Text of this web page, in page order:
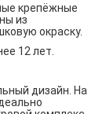
крепёжные
из
окраску.
12 лет.
дизайн. На